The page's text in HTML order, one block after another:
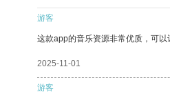
游客
这款app的音乐资源非常优质，可以
2025-11-01
游客